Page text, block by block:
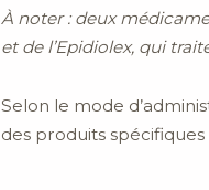
À noter : deux
et de l’Epidiolex, qui
Selon le mode
des produits